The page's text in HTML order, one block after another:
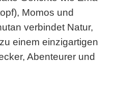
Momos und
verbindet Natur,
einem einzigartigen
Abenteurer und